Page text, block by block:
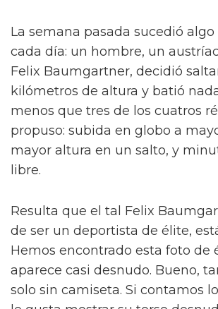
La semana pasada sucedió
cada día: un hombre, un
Felix Baumgartner, decidió
kilómetros de altura y batió
menos que tres de los cuatros
propuso: subida en globo a
mayor altura en un salto, y
libre.
Resulta que el tal Felix
de ser un deportista de élite,
Hemos encontrado esta foto de
aparece casi desnudo. Bueno,
solo sin camiseta. Si contamos